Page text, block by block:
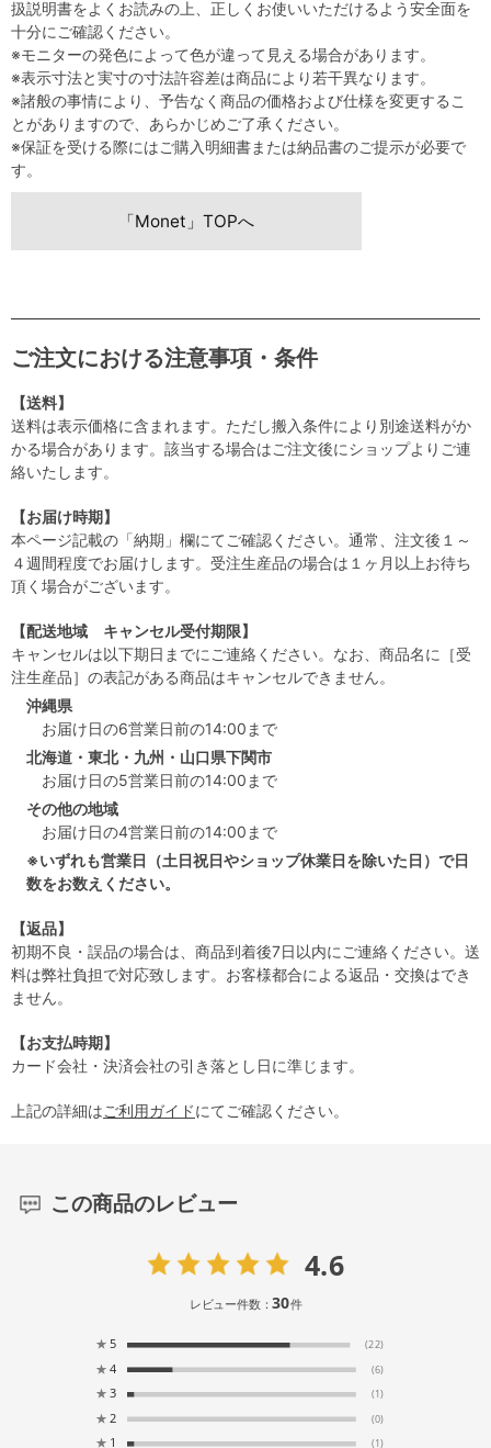
扱説明書をよくお読みの上、正しくお使いいただけるよう安全面を
十分にご確認ください。
※モニターの発色によって色が違って見える場合があります。
※表示寸法と実寸の寸法許容差は商品により若干異なります。
※諸般の事情により、予告なく商品の価格および仕様を変更するこ
とがありますので、あらかじめご了承ください。
※保証を受ける際にはご購入明細書または納品書のご提示が必要で
す。
「Monet」TOPへ
ご注文における注意事項・条件
【送料】
送料は表示価格に含まれます。ただし搬入条件により別途送料がか
かる場合があります。該当する場合はご注文後にショップよりご連
絡いたします。
【お届け時期】
本ページ記載の「納期」欄にてご確認ください。通常、注文後１～
４週間程度でお届けします。受注生産品の場合は１ヶ月以上お待ち
頂く場合がございます。
【配送地域 キャンセル受付期限】
キャンセルは以下期日までにご連絡ください。なお、商品名に［受
注生産品］の表記がある商品はキャンセルできません。
沖縄県
お届け日の6営業日前の14:00まで
北海道・東北・九州・山口県下関市
お届け日の5営業日前の14:00まで
その他の地域
お届け日の4営業日前の14:00まで
※いずれも営業日（土日祝日やショップ休業日を除いた日）で日
数をお数えください。
【返品】
初期不良・誤品の場合は、商品到着後7日以内にご連絡ください。送
料は弊社負担で対応致します。お客様都合による返品・交換はでき
ません。
【お支払時期】
カード会社・決済会社の引き落とし日に準じます。
上記の詳細はご利用ガイドにてご確認ください。
この商品のレビュー
4.6
レビュー件数：30件
★ 5 (22)
★ 4 (6)
★ 3 (1)
★ 2 (0)
★ 1 (1)